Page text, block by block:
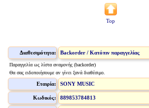
Top
Διαθεσιμότητα: Backorder / Κατόπιν παραγγελίας
Παραγγελία ως λίστα αναμονής (backorder)
Θα σας ειδοποιήσουμε αν γίνει ξανά διαθέσιμο.
Εταιρία: SONY MUSIC
Κωδικός: 889853784813